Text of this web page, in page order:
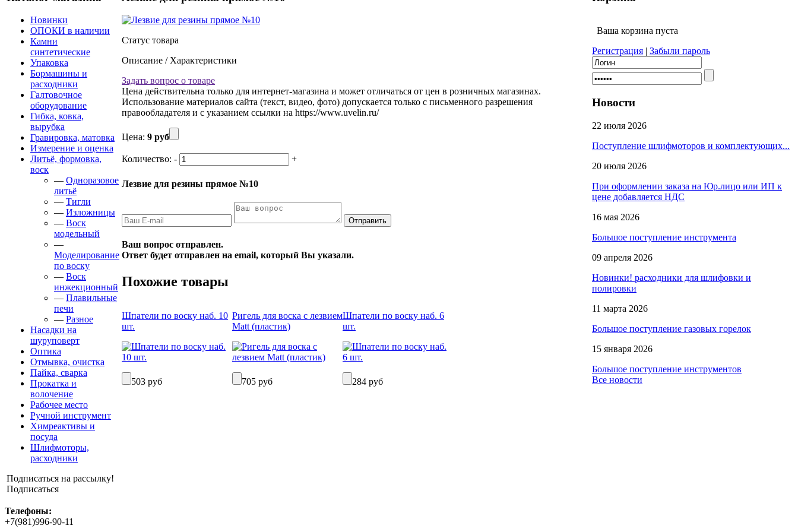
Новинки
ОПОКИ в наличии
Камни
синтетические
Упаковка
Бормашины и
расходники
Галтовочное
оборудование
Гибка, ковка,
вырубка
Гравировка, матовка
Измерение и оценка
Литьё, формовка,
воск
— Одноразовое
литьё
— Тигли
— Изложницы
— Воск
модельный
—
Моделирование
по воску
— Воск
инжекционный
— Плавильные
печи
— Разное
Насадки на
шуруповерт
Оптика
Отмывка, очистка
Пайка, сварка
Прокатка и
волочение
Рабочее место
Ручной инструмент
Химреактивы и
посуда
Шлифмоторы,
расходники
Подписаться на рассылку!
Подписаться
Статус товара
Описание / Характеристики
Задать вопрос о товаре
Цена действительна только для интернет-магазина и может отличаться от цен в розничных магазинах.
Использование материалов сайта (текст, видео, фото) допускается только с письменного разрешения
правообладателя и с указанием ссылки на https://www.uvelin.ru/
Цена: 9 руб
Количество: - +
Лезвие для резины прямое №10
Ваш вопрос отправлен.
Ответ будет отправлен на email, который Вы указали.
Похожие товары
Шпатели по воску наб. 10
шт.
503 руб
Ригель для воска с лезвием
Matt (пластик)
705 руб
Шпатели по воску наб. 6
шт.
284 руб
Ваша корзина пуста
Регистрация | Забыли пароль
Новости
22 июля 2026
Поступление шлифмоторов и комплектующих...
20 июля 2026
При оформлении заказа на Юр.лицо или ИП к
цене добавляется НДС
16 мая 2026
Большое поступление инструмента
09 апреля 2026
Новинки! расходники для шлифовки и
полировки
11 марта 2026
Большое поступление газовых горелок
15 января 2026
Большое поступление инструментов
Все новости
Телефоны:
+7(981)996-90-11